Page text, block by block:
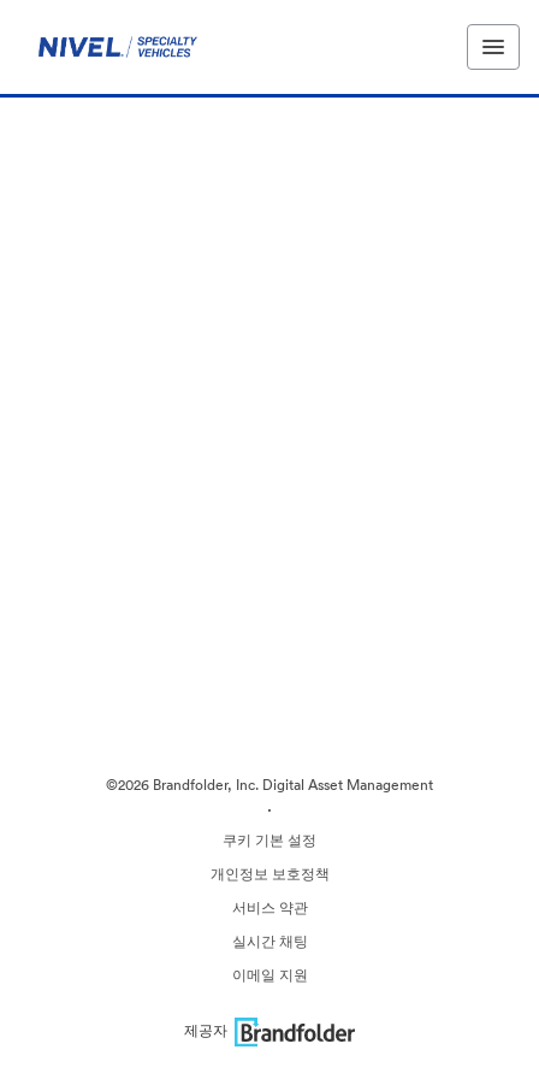
©2026 Brandfolder, Inc. Digital Asset Management
·
쿠키 기본 설정
개인정보 보호정책
서비스 약관
실시간 채팅
이메일 지원
제공자